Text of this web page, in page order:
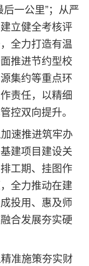
一公里”；从严
立健全考核评
全力打造有温
推进节约型校
集约等重点环
责任，以精细
控双向提升。
速推进筑牢办
建项目建设关
工期、挂图作
全力推动在建
投用、惠及师
合发展夯实硬
准施策夯实财